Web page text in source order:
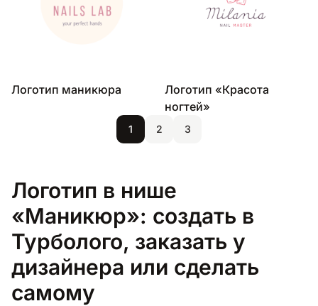
Логотип маникюра
Логотип «Красота
ногтей»
1 2 3
Логотип в нише
«Маникюр»: создать в
Турболого, заказать у
дизайнера или сделать
самому